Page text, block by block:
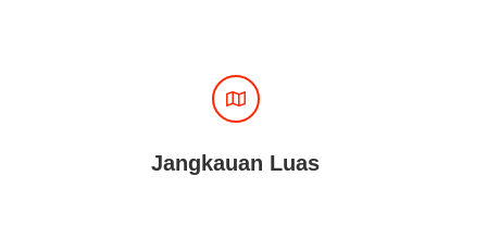
Jangkauan Luas